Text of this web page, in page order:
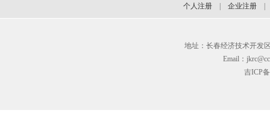
个人注册 企业注册
地址：长春经济技术开发
Email：
吉ICP